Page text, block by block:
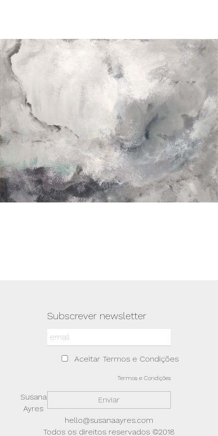
Subscrever newsletter
Aceitar Termos e Condições
Termos e Condições
Susana
Ayres
hello@susanaayres.com
Todos os direitos reservados ©2018